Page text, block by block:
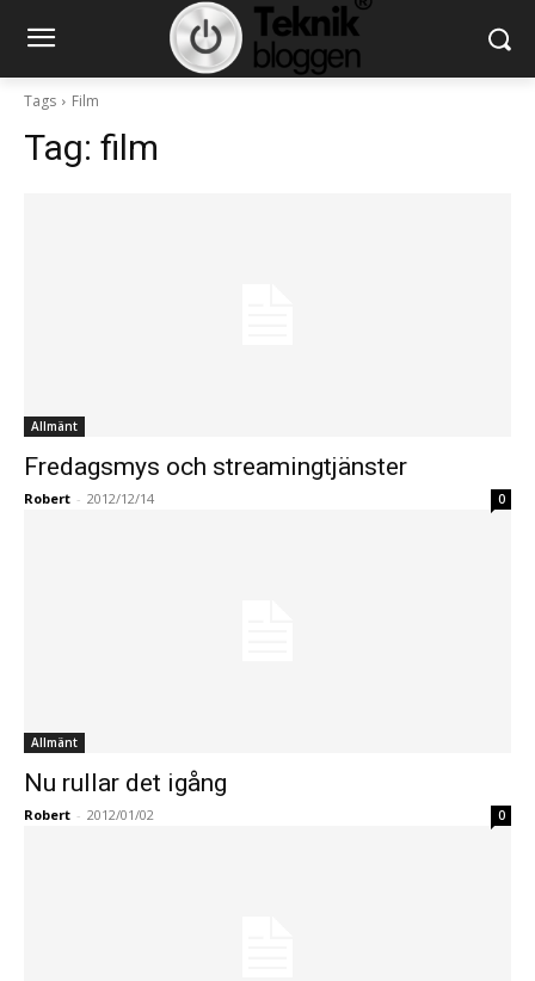
Tags Film
Tag: film
Allmänt
Fredagsmys och streamingtjänster
Robert - 2012/12/14 0
Allmänt
Nu rullar det igång
Robert - 2012/01/02 0